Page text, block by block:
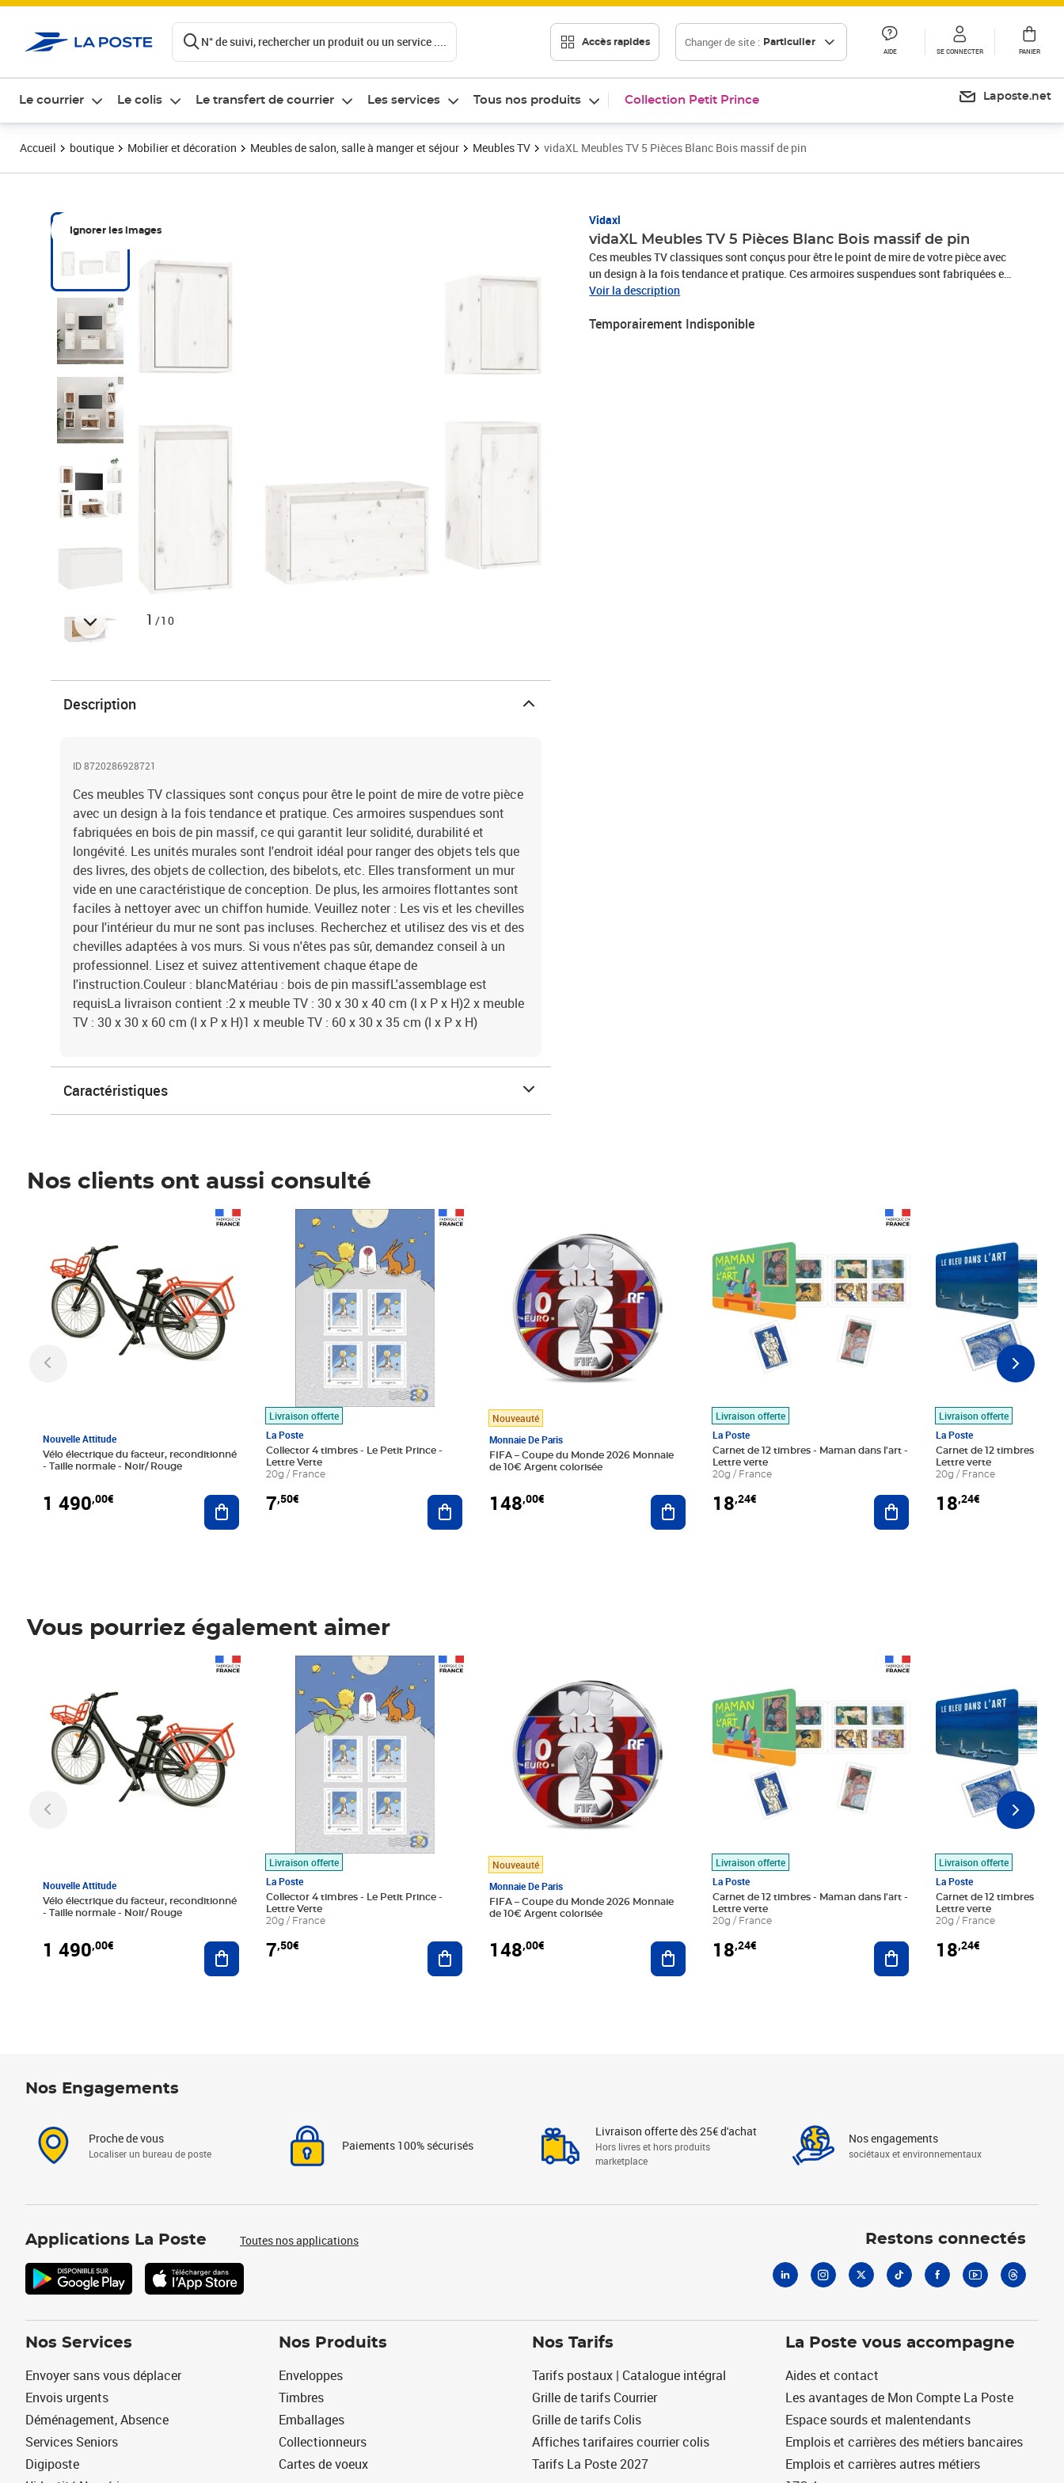
N° de suivi, rechercher un produit ou un service .... Accès rapides Changer de site : Particulier
AIDE SE CONNECTER PANIER
Le courrier Le colis Le transfert de courrier Les services Tous nos produits Collection Petit Prince Laposte.net
Accueil boutique Mobilier et décoration Meubles de salon, salle à manger et séjour Meubles TV vidaXL Meubles TV 5 Pièces Blanc Bois massif de pin
Ignorer les images
1 /10
Vidaxl
vidaXL Meubles TV 5 Pièces Blanc Bois massif de pin
Ces meubles TV classiques sont conçus pour être le point de mire de votre pièce avec
un design à la fois tendance et pratique. Ces armoires suspendues sont fabriquées en
bois de pin massif, ce qui garantit leur solidité, durabilité et longévité. Les unités
collection, des bibelots, etc. Elles transforment un mur vide en une caractéristique de
Voir la description
Temporairement Indisponible
Description
ID 8720286928721
Ces meubles TV classiques sont conçus pour être le point de mire de votre pièce
avec un design à la fois tendance et pratique. Ces armoires suspendues sont
fabriquées en bois de pin massif, ce qui garantit leur solidité, durabilité et
longévité. Les unités murales sont l'endroit idéal pour ranger des objets tels que
des livres, des objets de collection, des bibelots, etc. Elles transforment un mur
vide en une caractéristique de conception. De plus, les armoires flottantes sont
faciles à nettoyer avec un chiffon humide. Veuillez noter : Les vis et les chevilles
pour l'intérieur du mur ne sont pas incluses. Recherchez et utilisez des vis et des
chevilles adaptées à vos murs. Si vous n'êtes pas sûr, demandez conseil à un
professionnel. Lisez et suivez attentivement chaque étape de
l'instruction.Couleur : blancMatériau : bois de pin massifL'assemblage est
requisLa livraison contient :2 x meuble TV : 30 x 30 x 40 cm (l x P x H)2 x meuble
TV : 30 x 30 x 60 cm (l x P x H)1 x meuble TV : 60 x 30 x 35 cm (l x P x H)
Caractéristiques
Nos clients ont aussi consulté
Nouvelle Attitude
Vélo électrique du facteur, reconditionné
- Taille normale - Noir/ Rouge
1 490,00€ Ajouter au panier
Livraison offerte
La Poste
Collector 4 timbres - Le Petit Prince -
Lettre Verte
20g / France
7,50€
Prix 7,50€
Ajouter au panier
Nouveauté
Monnaie De Paris
FIFA – Coupe du Monde 2026 Monnaie
de 10€ Argent colorisée
148,00€ Ajouter au panier
Livraison offerte
La Poste
Carnet de 12 timbres - Maman dans l'art -
Lettre verte
20g / France
18,24€ Ajouter au panier
Livraison offerte
La Poste
Carnet de 12 timbres - Le
Lettre verte
20g / France
18,24€
Vous pourriez également aimer
Nouvelle Attitude
Vélo électrique du facteur, reconditionné
- Taille normale - Noir/ Rouge
1 490,00€ Ajouter au panier
Livraison offerte
La Poste
Collector 4 timbres - Le Petit Prince -
Lettre Verte
20g / France
7,50€
Prix 7,50€
Ajouter au panier
Nouveauté
Monnaie De Paris
FIFA – Coupe du Monde 2026 Monnaie
de 10€ Argent colorisée
148,00€ Ajouter au panier
Livraison offerte
La Poste
Carnet de 12 timbres - Maman dans l'art -
Lettre verte
20g / France
18,24€ Ajouter au panier
Livraison offerte
La Poste
Carnet de 12 timbres - Le
Lettre verte
20g / France
18,24€
Nos Engagements
Proche de vous
Localiser un bureau de poste
Paiements 100% sécurisés
Livraison offerte dès 25€ d'achat
Hors livres et hors produits
marketplace
Nos engagements
sociétaux et environnementaux
Applications La Poste Toutes nos applications Restons connectés
Nos Services
Envoyer sans vous déplacer
Envois urgents
Déménagement, Absence
Services Seniors
Digiposte
Nos Produits
Enveloppes
Timbres
Emballages
Collectionneurs
Cartes de voeux
Nos Tarifs
Tarifs postaux | Catalogue intégral
Grille de tarifs Courrier
Grille de tarifs Colis
Affiches tarifaires courrier colis
Tarifs La Poste 2027
La Poste vous accompagne
Aides et contact
Les avantages de Mon Compte La Poste
Espace sourds et malentendants
Emplois et carrières des métiers bancaires
Emplois et carrières autres métiers